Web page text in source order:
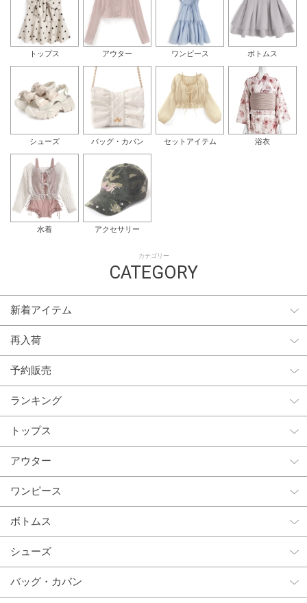
トップス アウター ワンピース ボトムス
シューズ バッグ・カバン セットアイテム 浴衣
水着 アクセサリー
カテゴリー
CATEGORY
新着アイテム
再入荷
予約販売
ランキング
トップス
アウター
ワンピース
ボトムス
シューズ
バッグ・カバン